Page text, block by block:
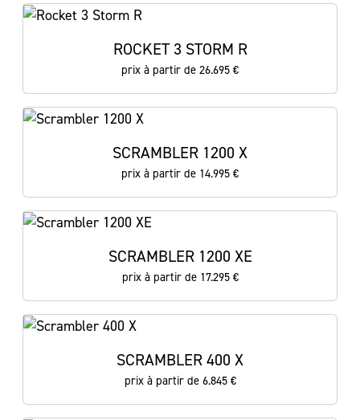
ROCKET 3 STORM R
prix à partir de 26.695 €
SCRAMBLER 1200 X
prix à partir de 14.995 €
SCRAMBLER 1200 XE
prix à partir de 17.295 €
SCRAMBLER 400 X
prix à partir de 6.845 €